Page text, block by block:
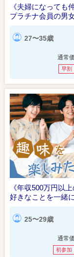
《夫婦になっても
プラチナ会員の男
27〜35歳
通常
早割
《年収500万円以上
好きなことを一緒
25〜29歳
通常
初参加